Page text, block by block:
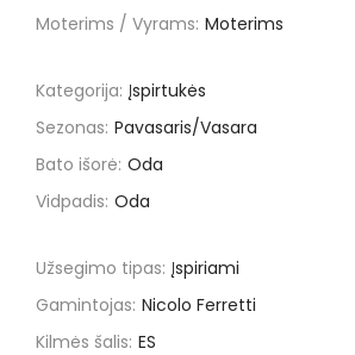
Moterims / Vyrams: Moterims
Kategorija: Įspirtukės
Sezonas: Pavasaris/Vasara
Bato išorė: Oda
Vidpadis: Oda
Užsegimo tipas: Įspiriami
Gamintojas: Nicolo Ferretti
Kilmės šalis: ES